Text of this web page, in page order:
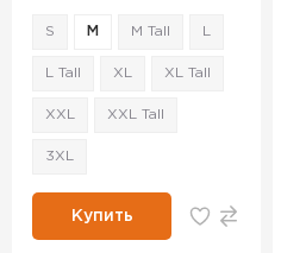
S M M Tall
L Tall XL XL Tall
XXL XXL Tall
3XL
Купить